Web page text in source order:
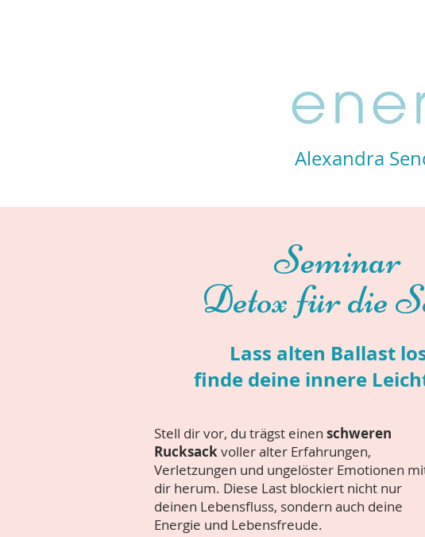
Seminar
Detox für die
Stell dir vor, du trägst einen schweren
Rucksackvoller alter Erfahrungen,
Verletzungen und ungelöster Emotionen
dir herum. Diese Last blockiert nicht nur
deinen Lebensfluss, sondern auch deine
Energie und Lebensfreude.
Lass alten Ballast
finde deine innere
Alexandra